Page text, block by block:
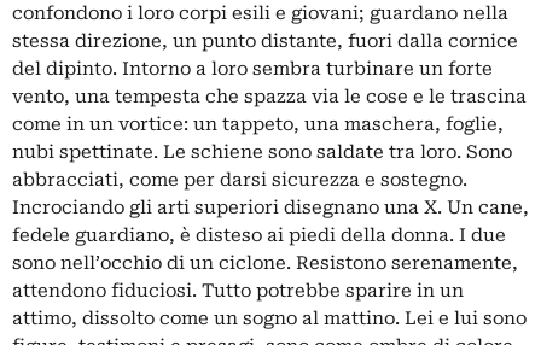
confondono i loro corpi esili e giovani; guardano nella
stessa direzione, un punto distante, fuori dalla cornice
del dipinto. Intorno a loro sembra turbinare un forte
vento, una tempesta che spazza via le cose e le trascina
come in un vortice: un tappeto, una maschera, foglie,
nubi spettinate. Le schiene sono saldate tra loro. Sono
abbracciati, come per darsi sicurezza e sostegno.
Incrociando gli arti superiori disegnano una X. Un cane,
fedele guardiano, è disteso ai piedi della donna. I due
sono nell’occhio di un ciclone. Resistono serenamente,
attendono fiduciosi. Tutto potrebbe sparire in un
attimo, dissolto come un sogno al mattino. Lei e lui sono